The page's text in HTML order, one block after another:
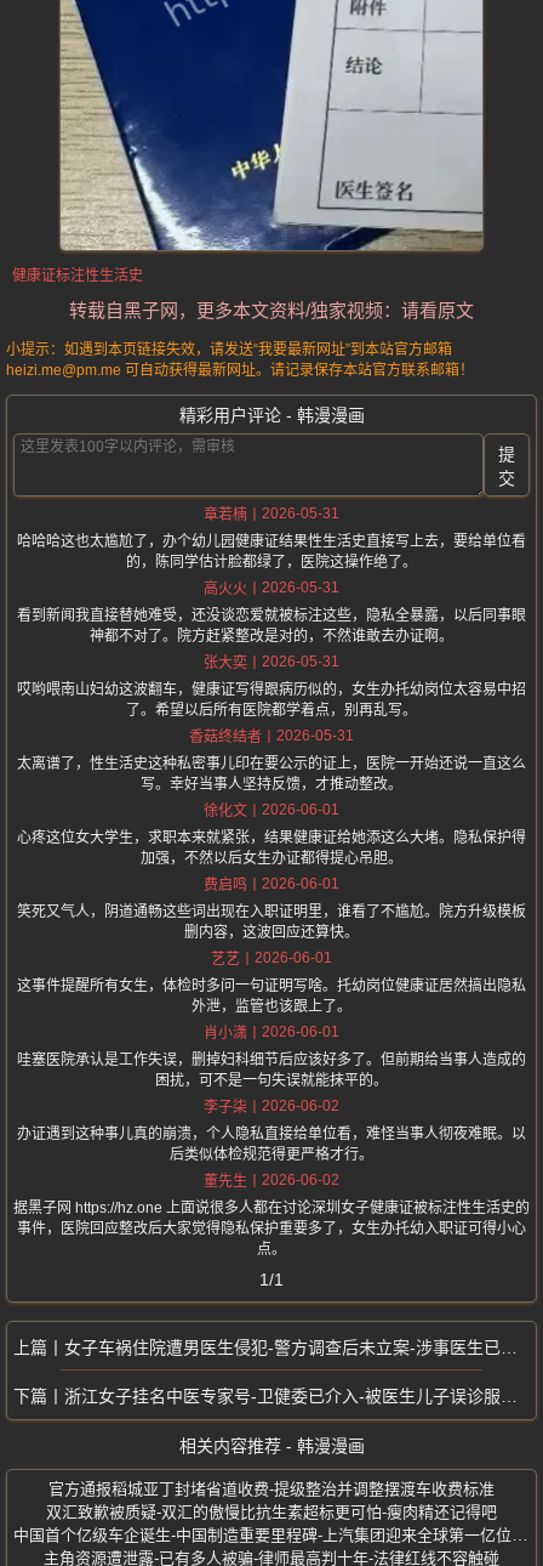
健康证标注性生活史
转载自黑子网，更多本文资料/独家视频：请看原文
小提示：如遇到本页链接失效，请发送“我要最新网址”到本站官方邮箱
heizi.me@pm.me 可自动获得最新网址。请记录保存本站官方联系邮箱！
精彩用户评论 - 韩漫漫画
提
交
章若楠
2026-05-31
哈哈哈这也太尴尬了，办个幼儿园健康证结果性生活史直接写上去，要给单位看
的，陈同学估计脸都绿了，医院这操作绝了。
高火火
2026-05-31
看到新闻我直接替她难受，还没谈恋爱就被标注这些，隐私全暴露，以后同事眼
神都不对了。院方赶紧整改是对的，不然谁敢去办证啊。
张大奕
2026-05-31
哎哟喂南山妇幼这波翻车，健康证写得跟病历似的，女生办托幼岗位太容易中招
了。希望以后所有医院都学着点，别再乱写。
香菇终结者
2026-05-31
太离谱了，性生活史这种私密事儿印在要公示的证上，医院一开始还说一直这么
写。幸好当事人坚持反馈，才推动整改。
徐化文
2026-06-01
心疼这位女大学生，求职本来就紧张，结果健康证给她添这么大堵。隐私保护得
加强，不然以后女生办证都得提心吊胆。
费启鸣
2026-06-01
笑死又气人，阴道通畅这些词出现在入职证明里，谁看了不尴尬。院方升级模板
删内容，这波回应还算快。
艺艺
2026-06-01
这事件提醒所有女生，体检时多问一句证明写啥。托幼岗位健康证居然搞出隐私
外泄，监管也该跟上了。
肖小潇
2026-06-01
哇塞医院承认是工作失误，删掉妇科细节后应该好多了。但前期给当事人造成的
困扰，可不是一句失误就能抹平的。
李子柒
2026-06-02
办证遇到这种事儿真的崩溃，个人隐私直接给单位看，难怪当事人彻夜难眠。以
后类似体检规范得更严格才行。
董先生
2026-06-02
据黑子网 https://hz.one 上面说很多人都在讨论深圳女子健康证被标注性生活史的
事件，医院回应整改后大家觉得隐私保护重要多了，女生办托幼入职证可得小心
点。
1/1
女子车祸住院遭男医生侵犯-警方调查后未立案-涉事医生已被开除
浙江女子挂名中医专家号-卫健委已介入-被医生儿子误诊服活血药后流产
相关内容推荐 - 韩漫漫画
官方通报稻城亚丁封堵省道收费-提级整治并调整摆渡车收费标准
双汇致歉被质疑-双汇的傲慢比抗生素超标更可怕-瘦肉精还记得吧
主角资源遭泄露-已有多人被骗-律师最高判十年-法律红线不容触碰